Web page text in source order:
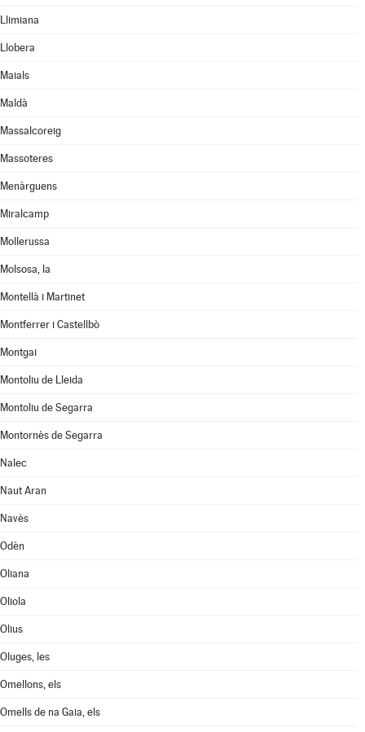
Llimiana
Llobera
Maials
Maldà
Massalcoreig
Massoteres
Menàrguens
Miralcamp
Mollerussa
Molsosa, la
Montellà i Martinet
Montferrer i Castellbò
Montgai
Montoliu de Lleida
Montoliu de Segarra
Montornès de Segarra
Nalec
Naut Aran
Navès
Odèn
Oliana
Oliola
Olius
Oluges, les
Omellons, els
Omells de na Gaia, els